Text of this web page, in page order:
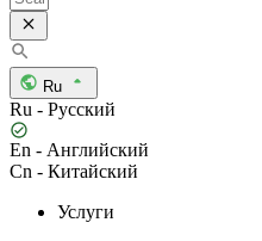
Ru
Ru - Русский
En - Английский
Cn - Китайский
Услуги